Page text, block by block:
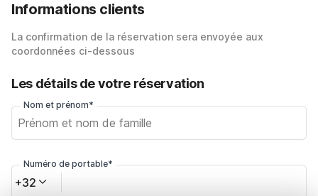
Informations clients
La confirmation de la réservation sera envoyée aux
coordonnées ci-dessous
Les détails de votre réservation
Nom et prénom*
Numéro de portable*
+32